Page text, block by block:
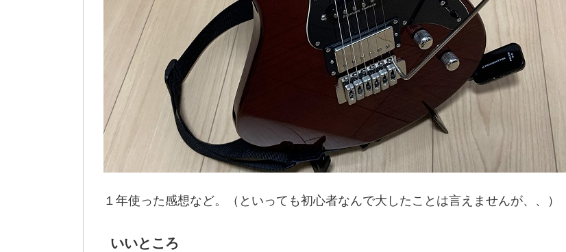
１年使った感想など。（といっても初心者なんで大したことは言えませんが、、）
いいところ